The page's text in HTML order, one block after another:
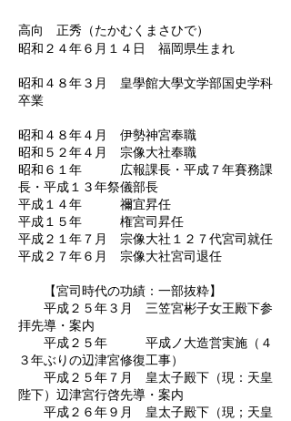
高向 正秀（たかむくまさひで）
昭和２４年６月１４日 福岡県生まれ
昭和４８年３月 皇學館大學文学部国史学科
卒業
昭和４８年４月 伊勢神宮奉職
昭和５２年４月 宗像大社奉職
昭和６１年 広報課長・平成７年賽務課
長・平成１３年祭儀部長
平成１４年 禰宜昇任
平成１５年 権宮司昇任
平成２１年７月 宗像大社１２７代宮司就任
平成２７年６月 宗像大社宮司退任
【宮司時代の功績：一部抜粋】
平成２５年３月 三笠宮彬子女王殿下参
拝先導・案内
平成２５年 平成ノ大造営実施（４
３年ぶりの辺津宮修復工事）
平成２５年７月 皇太子殿下（現：天皇
陛下）辺津宮行啓先導・案内
平成２６年９月 皇太子殿下（現；天皇